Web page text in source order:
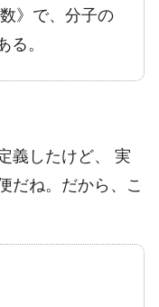
》で、分子の
。
義したけど、 実
だね。だから、こ